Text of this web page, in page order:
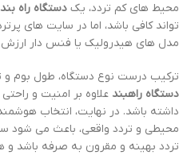
محیط های کم تردد، یک دستگاه راه بند
تواند کافی باشد، اما در سایت های
مدل های هیدرولیک یا فنس دار ارزش
ترکیب درست نوع دستگاه، طول بوم
دستگاه راهبند علاوه بر امنیت و راحتی
داشته باشد. در نهایت، انتخاب
محیطی و تردد واقعی، باعث می شود
تردد بهینه و مقرون به صرفه باشد و